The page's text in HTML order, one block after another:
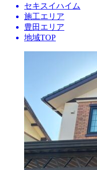
セキスイハイム
施工エリア
豊田エリア
地域TOP